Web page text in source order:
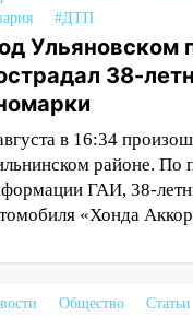
#ДТП
Ульяновском
38-
в 16:34
районе. По
ГАИ, 38-
«Хонда
Общество
Статьи